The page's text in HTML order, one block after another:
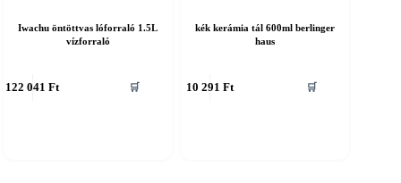
Iwachu öntöttvas lóforraló 1.5L
vízforraló
122 041Ft 🛒
kék kerámia tál 600ml berlinger
haus
10 291 Ft 🛒